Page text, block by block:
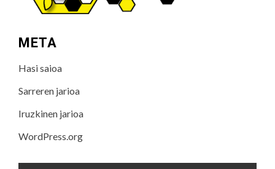
META
Hasi saioa
Sarreren jarioa
Iruzkinen jarioa
WordPress.org